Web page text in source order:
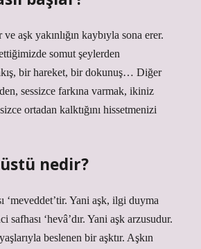
aşk yakınlığın kaybıyla sona erer.
somut şeylerden
bir hareket, bir dokunuş… Diğer
sessizce farkına varmak, ikiniz
ortadan kalktığını hissetmenizi
nedir?
‘meveddet’tir. Yani aşk, ilgi duyma
safhası ‘hevâ’dır. Yani aşk arzusudur.
beslenen bir aşktır. Aşkın